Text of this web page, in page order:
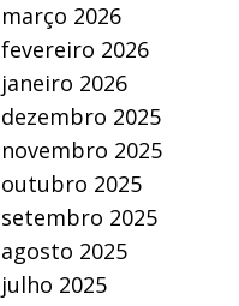
março 2026
fevereiro 2026
janeiro 2026
dezembro 2025
novembro 2025
outubro 2025
setembro 2025
agosto 2025
julho 2025